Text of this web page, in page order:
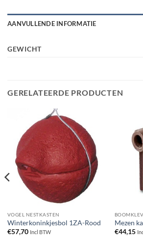
AANVULLENDE INFORMATIE
GEWICHT
GERELATEERDE PRODUCTEN
VOGEL NESTKASTEN
Winterkoninkjesbol 1ZA-Rood
€57,70 Incl BTW
Mezen
€44,15